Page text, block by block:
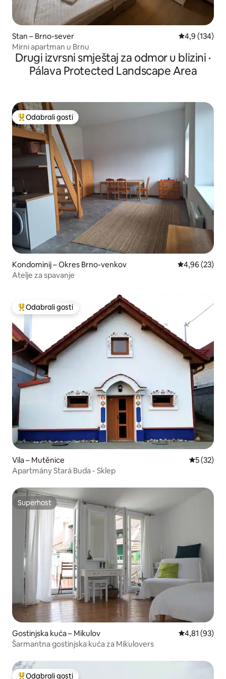
Stan – Brno-sever Prosječna
4,9 (134)
Mirni apartman u Brnu
Drugi izvrsni smještaj za odmor u blizini ·
Pálava Protected Landscape Area
Među najviše rangiranima s oznakom „Odabrali gosti”
Odabrali gosti
Kondominij – Okres Brno-venkov Prosječna
4,96 (23)
Atelje za spavanje
Među najviše rangiranima s oznakom „Odabrali gosti”
Odabrali gosti
Vila – Mutěnice Prosječna
5 (32)
Apartmány Stará Buda - Sklep
Superhost
Superhost
Gostinjska kuća – Mikulov Prosječna
4,81 (93)
Šarmantna gostinjska kuća za Mikulovers
Odabrali gosti